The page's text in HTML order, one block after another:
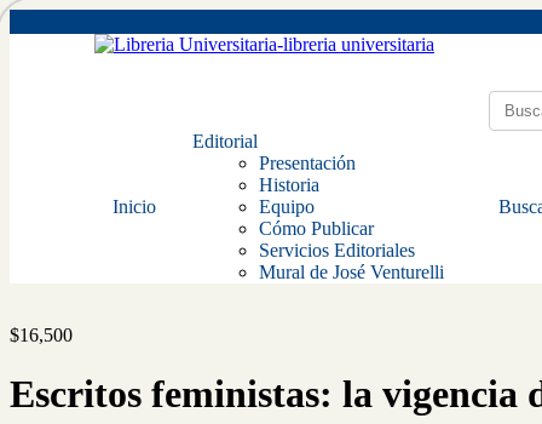
Inicio
Editorial
Presentación
Historia
Equipo
Cómo Publicar
Servicios Editoriales
Mural de José Venturelli
$16,500
Escritos feministas: la vigencia